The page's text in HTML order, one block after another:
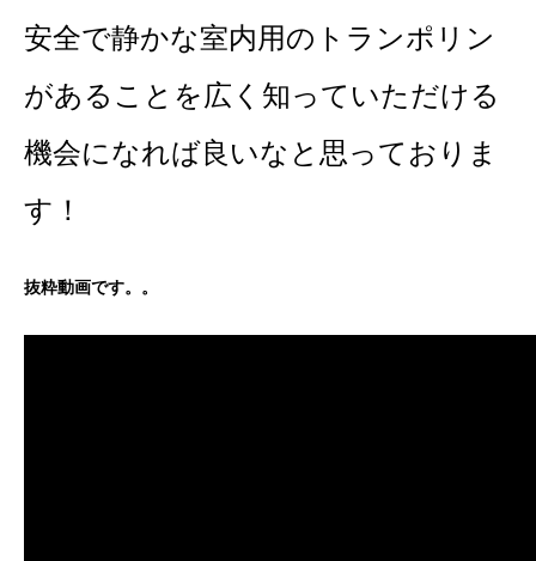
安全で静かな室内用のトランポリン
があることを広く知っていただける
機会になれば良いなと思っておりま
す！
抜粋動画です。。